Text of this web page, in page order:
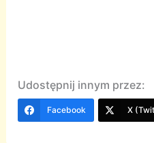
Udostępnij innym przez:
Facebook X